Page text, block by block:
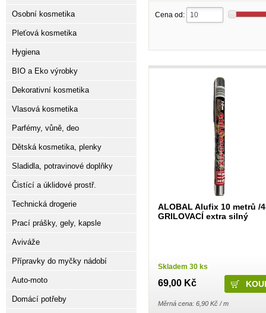
Cena od:
ALOBAL Alufix 10 metrů /
GRILOVACÍ extra silný
Skladem 30 ks
69,00 Kč
Měrná cena: 6,90 Kč / m
Osobní kosmetika
Pleťová kosmetika
Hygiena
BIO a Eko výrobky
Dekorativní kosmetika
Vlasová kosmetika
Parfémy, vůně, deo
Dětská kosmetika, plenky
Sladidla, potravinové doplňky
Čistící a úklidové prostř.
Technická drogerie
Prací prášky, gely, kapsle
Aviváže
Přípravky do myčky nádobí
Auto-moto
Domácí potřeby